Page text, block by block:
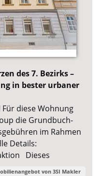
des 7. Bezirks –
in bester urbaner
Für diese Wohnung
die Grundbuch-
im Rahmen
Details:
Dieses
von 3SI Makler